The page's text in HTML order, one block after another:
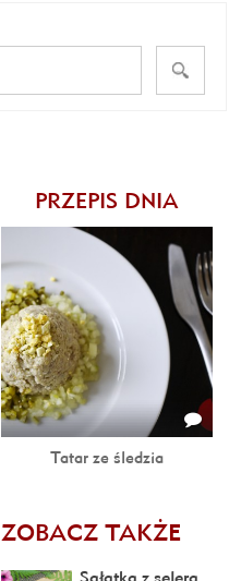
PRZEPIS DNIA
Tatar ze śledzia
ZOBACZ TAKŻE
Sałatka z selera